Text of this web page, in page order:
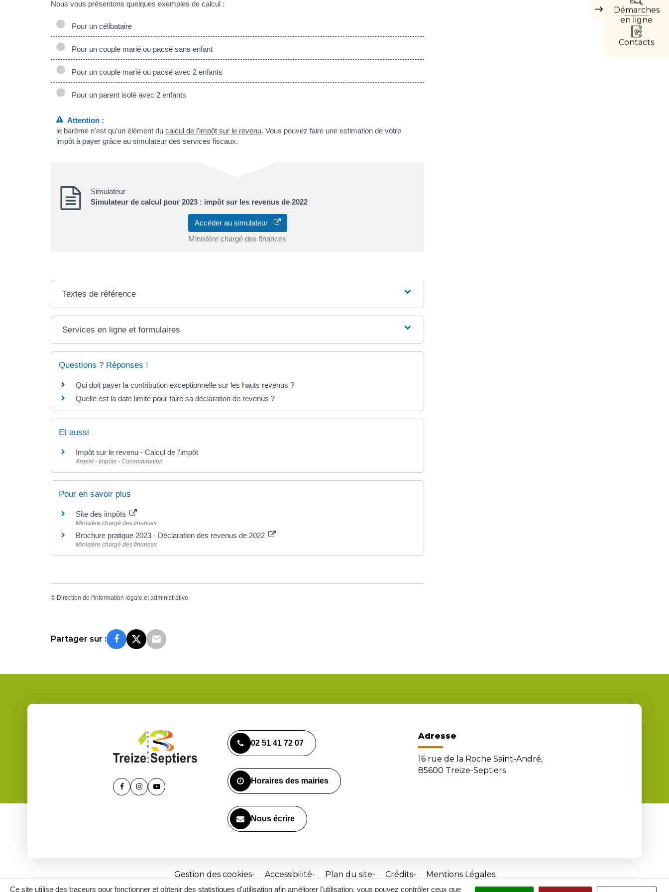
Ce site utilise des traceurs pour fonctionner et obtenir des statistiques d'utilisation afin améliorer l'utilisation, vous pouvez contrôler ceux que
MasquerDémarches
en ligne
Contacts
Nous vous présentons quelques exemples de calcul :
Pour un célibataire
Pour un couple marié ou pacsé sans enfant
Pour un couple marié ou pacsé avec 2 enfants
Pour un parent isolé avec 2 enfants
Attention :
le barème n'est qu'un élément ducalcul de l'impôt sur le revenu. Vous pouvez faire une estimation de votre
impôt à payer grâce au simulateur des services fiscaux.
Simulateur
Simulateur de calcul pour 2023 : impôt sur les revenus de 2022
Accéder au simulateur
Ministère chargé des finances
Textes de référence
Services en ligne et formulaires
Questions ? Réponses !
Qui doit payer la contribution exceptionnelle sur les hauts revenus ?
Quelle est la date limite pour faire sa déclaration de revenus ?
Et aussi
Impôt sur le revenu - Calcul de l'impôt
Argent - Impôts - Consommation
Pour en savoir plus
Site des impôts
Ministère chargé des finances
Brochure pratique 2023 - Déclaration des revenus de 2022
Ministère chargé des finances
© Direction de l'information légale et administrative
Partager sur :
Lien Lien Lien
02 51 41 72 07
Horaires des mairies
Nous écrire
Adresse
16 rue de la Roche Saint-André,
85600 Treize-Septiers
Gestion des cookies Accessibilité Plan du site Crédits Mentions Légales